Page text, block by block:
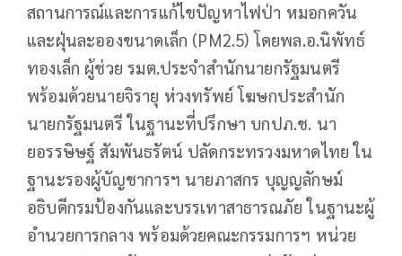
สถานการณ์และการแก้ไขปัญหาไฟป่า หมอกควัน
และฝุ่นละอองขนาดเล็ก (PM2.5) โดยพล.อ.นิพัทธ์
ทองเล็ก ผู้ช่วย รมต.ประจำสำนักนายกรัฐมนตรี
พร้อมด้วยนายจิรายุ ห่วงทรัพย์ โฆษกประสำนัก
นายกรัฐมนตรี ในฐานะที่ปรึกษา บกปภ.ช. นา
ยอรรษิษฐ์ สัมพันธรัตน์ ปลัดกระทรวงมหาดไทย ใน
ฐานะรองผู้บัญชาการฯ นายภาสกร บุญญลักษม์
อธิบดีกรมป้องกันและบรรเทาสาธารณภัย ในฐานะผู้
อำนวยการกลาง พร้อมด้วยคณะกรรมการฯ หน่วย